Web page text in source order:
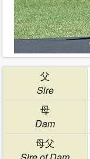
父
Sire
母
Dam
母父